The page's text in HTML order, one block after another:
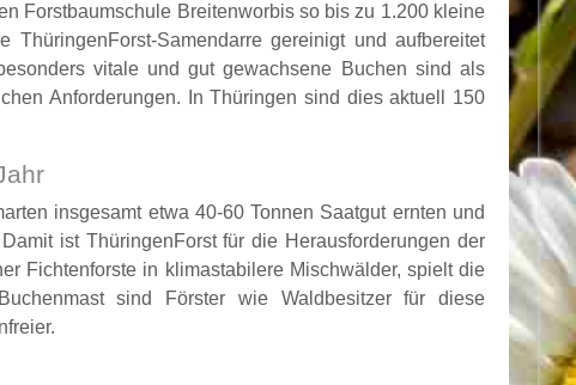
Forstbaumschule Breitenworbis so bis zu 1.200 kleine
Samendarre gereinigt und aufbereitet
vitale und gut gewachsene Buchen sind als
Anforderungen. In Thüringen sind dies aktuell 150
insgesamt etwa 40-60 Tonnen Saatgut ernten und
ist ThüringenForst für die Herausforderungen der
Fichtenforste in klimastabilere Mischwälder, spielt die
sind Förster wie Waldbesitzer für diese